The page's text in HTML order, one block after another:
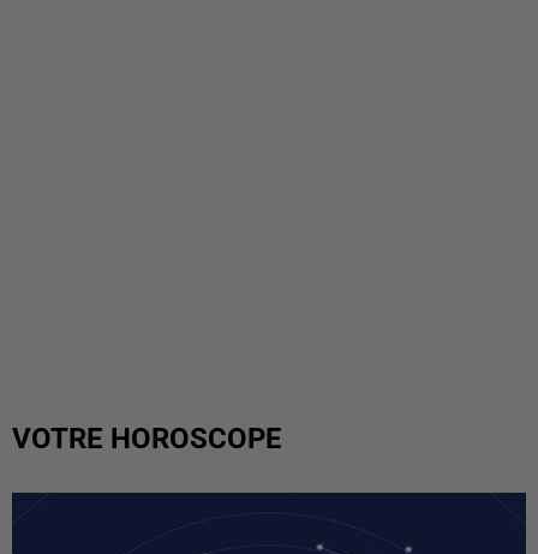
VOTRE HOROSCOPE